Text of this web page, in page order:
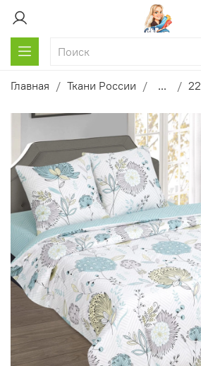
Главная Ткани России ...